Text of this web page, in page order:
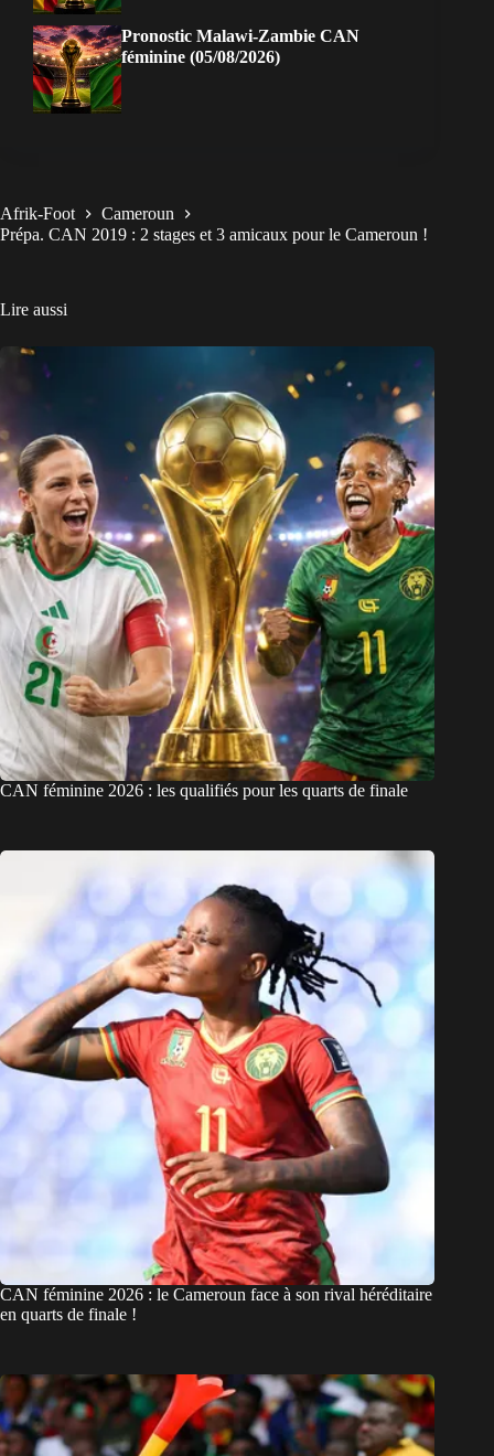
Pronostic Malawi-Zambie CAN
féminine (05/08/2026)
Afrik-Foot
Cameroun
Prépa. CAN 2019 : 2 stages et 3 amicaux pour le Cameroun !
Lire aussi
CAN féminine 2026 : les qualifiés pour les quarts de finale
CAN féminine 2026 : le Cameroun face à son rival héréditaire
en quarts de finale !